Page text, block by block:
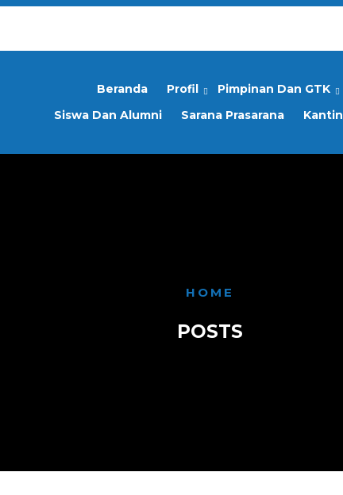
Beranda Profil Pimpinan Dan GTK
Siswa Dan Alumni
Sarana Prasarana
HOME
POSTS